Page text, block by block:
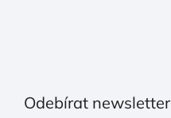
Odebírat newsletter